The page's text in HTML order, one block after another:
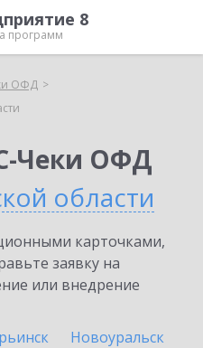
8
программ
ОФД
Чеки ОФД
области
карточками,
заявку на
или внедрение
Новоуральск